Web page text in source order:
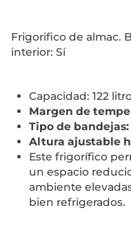
Frigorifico de almac.
interior: Sí
Capacidad: 122
Margen de
Tipo de
Altura ajustable
Este frigorífico
un espacio
ambiente
bien refrigerados.